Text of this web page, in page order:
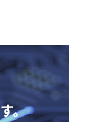
。